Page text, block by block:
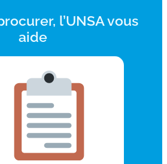
l’UNSA vous
aide